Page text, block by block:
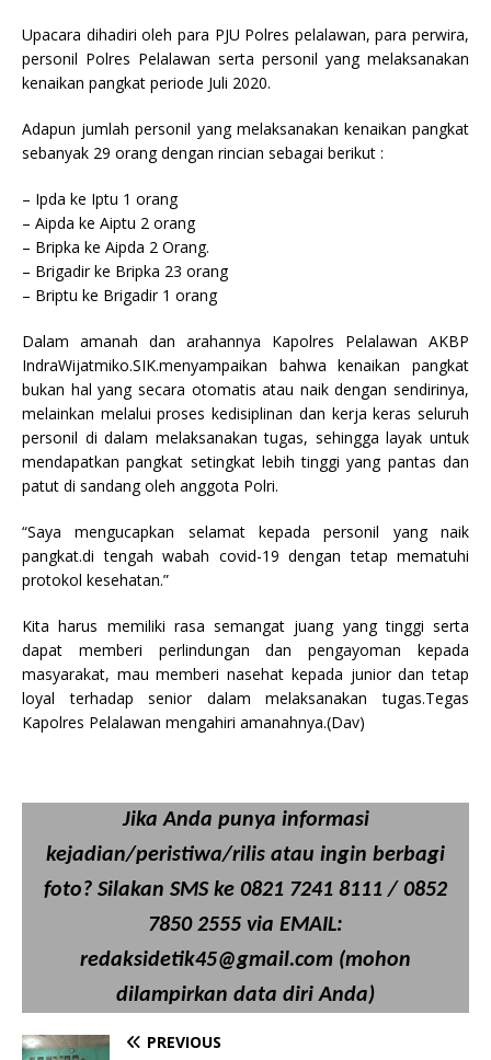
Upacara dihadiri oleh para PJU Polres pelalawan, para perwira,
personil Polres Pelalawan serta personil yang melaksanakan
kenaikan pangkat periode Juli 2020.
Adapun jumlah personil yang melaksanakan kenaikan pangkat
sebanyak 29 orang dengan rincian sebagai berikut :
– Ipda ke Iptu 1 orang
– Aipda ke Aiptu 2 orang
– Bripka ke Aipda 2 Orang.
– Brigadir ke Bripka 23 orang
– Briptu ke Brigadir 1 orang
Dalam amanah dan arahannya Kapolres Pelalawan AKBP
IndraWijatmiko.SIK.menyampaikan bahwa kenaikan pangkat
bukan hal yang secara otomatis atau naik dengan sendirinya,
melainkan melalui proses kedisiplinan dan kerja keras seluruh
personil di dalam melaksanakan tugas, sehingga layak untuk
mendapatkan pangkat setingkat lebih tinggi yang pantas dan
patut di sandang oleh anggota Polri.
“Saya mengucapkan selamat kepada personil yang naik
pangkat.di tengah wabah covid-19 dengan tetap mematuhi
protokol kesehatan.”
Kita harus memiliki rasa semangat juang yang tinggi serta
dapat memberi perlindungan dan pengayoman kepada
masyarakat, mau memberi nasehat kepada junior dan tetap
loyal terhadap senior dalam melaksanakan tugas.Tegas
Kapolres Pelalawan mengahiri amanahnya.(Dav)
Jika Anda punya informasi
kejadian/peristiwa/rilis atau ingin berbagi
foto? Silakan SMS ke 0821 7241 8111 / 0852
7850 2555 via EMAIL:
redaksidetik45@gmail.com (mohon
dilampirkan data diri Anda)
PREVIOUS